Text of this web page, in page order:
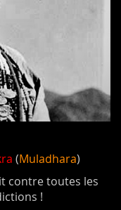
(Muladhara)
contre toutes les
!